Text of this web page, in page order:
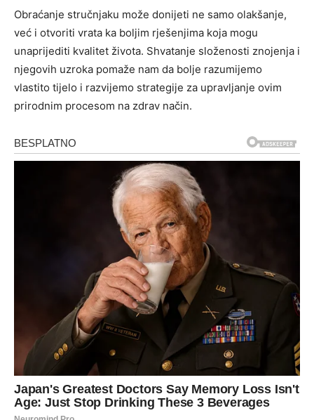
Obraćanje stručnjaku može donijeti ne samo olakšanje,
već i otvoriti vrata ka boljim rješenjima koja mogu
unaprijediti kvalitet života. Shvatanje složenosti znojenja i
njegovih uzroka pomaže nam da bolje razumijemo
vlastito tijelo i razvijemo strategije za upravljanje ovim
prirodnim procesom na zdrav način.